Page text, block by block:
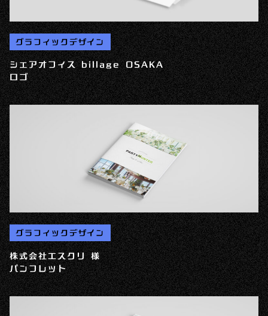
グラフィックデザイン
シェアオフィス billage OSAKA
ロゴ
グラフィックデザイン
株式会社エスクリ 様
パンフレット